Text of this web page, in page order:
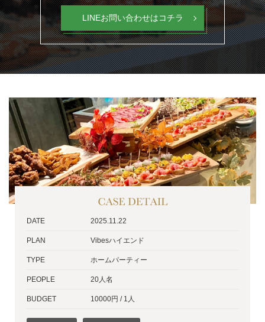
LINEお問い合わせはコチラ
DATE 2025.11.22
PLAN Vibesハイエンド
TYPE ホームパーティー
PEOPLE 20人名
BUDGET 10000円 / 1人